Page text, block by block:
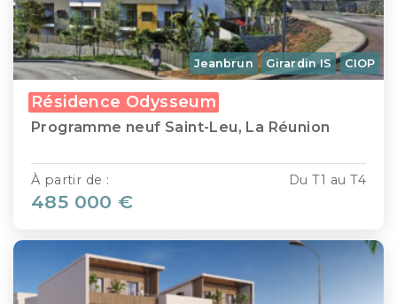
Jeanbrun Girardin IS CIOP
Résidence Odysseum
Programme neuf Saint-Leu, La Réunion
Du T1 au T4
À partir de :
485 000 €